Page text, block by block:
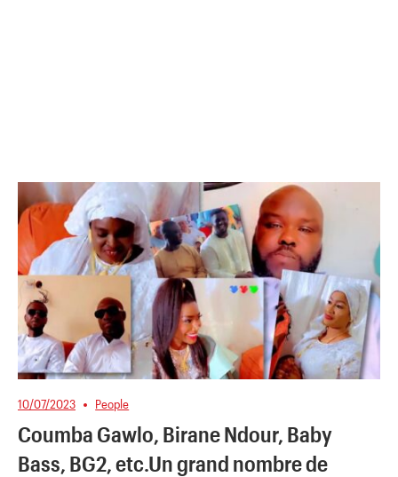
10/07/2023 People
Coumba Gawlo, Birane Ndour, Baby
Bass, BG2, etc.Un grand nombre de